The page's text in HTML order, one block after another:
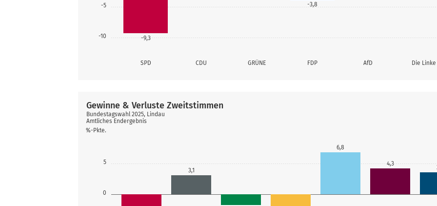
-10
-5
SPD CDU GRÜNE FDP AfD Die Linke
-9,3
-3,8
0
5
%-Pkte.
3,1
6,8
4,3
Gewinne & Verluste Zweitstimmen
Bundestagswahl 2025, Lindau
Amtliches Endergebnis